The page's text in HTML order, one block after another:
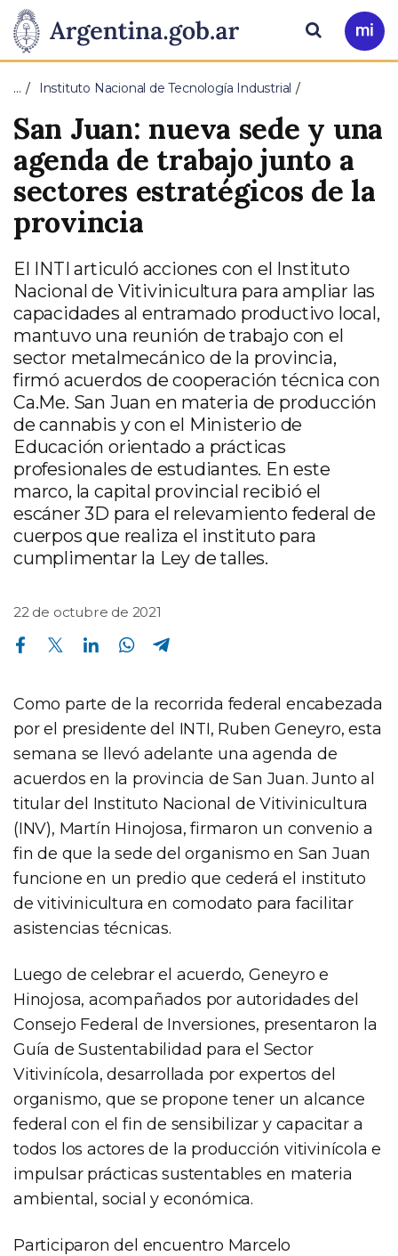
Presidencia
de
la
Nación
Pasar al contenido principal
Ir
a
Buscar
… Instituto Nacional de Tecnología Industrial
San Juan: nueva sede y una
agenda de trabajo junto a
sectores estratégicos de la
provincia
El INTI articuló acciones con el Instituto
Nacional de Vitivinicultura para ampliar las
capacidades al entramado productivo local,
mantuvo una reunión de trabajo con el
sector metalmecánico de la provincia,
firmó acuerdos de cooperación técnica con
Ca.Me. San Juan en materia de producción
de cannabis y con el Ministerio de
Educación orientado a prácticas
profesionales de estudiantes. En este
marco, la capital provincial recibió el
escáner 3D para el relevamiento federal de
cuerpos que realiza el instituto para
cumplimentar la Ley de talles.
22 de octubre de 2021
Compartir en Facebook Compartir en Twitter Compartir en Linkedin Compartir en Whatsapp
Como parte de la recorrida federal encabezada
por el presidente del INTI, Ruben Geneyro, esta
semana se llevó adelante una agenda de
acuerdos en la provincia de San Juan. Junto al
titular del Instituto Nacional de Vitivinicultura
(INV), Martín Hinojosa, firmaron un convenio a
fin de que la sede del organismo en San Juan
funcione en un predio que cederá el instituto
de vitivinicultura en comodato para facilitar
asistencias técnicas.
Luego de celebrar el acuerdo, Geneyro e
Hinojosa, acompañados por autoridades del
Consejo Federal de Inversiones, presentaron la
Guía de Sustentabilidad para el Sector
Vitivinícola, desarrollada por expertos del
organismo, que se propone tener un alcance
federal con el fin de sensibilizar y capacitar a
todos los actores de la producción vitivinícola e
impulsar prácticas sustentables en materia
ambiental, social y económica.
Participaron del encuentro Marcelo